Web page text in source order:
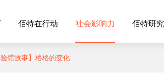
佰特在行动 社会影响力 佰特研究
馆故事】格格的变化